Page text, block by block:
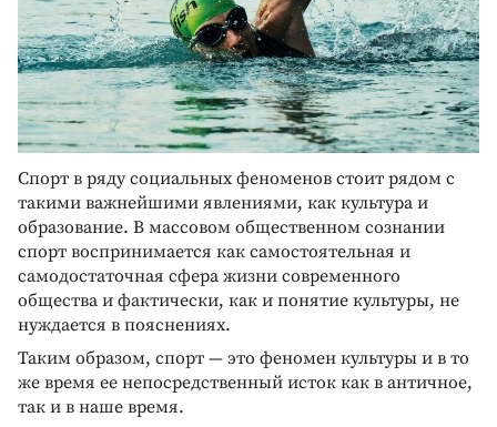
Спорт в ряду социальных феноменов стоит рядом с
такими важнейшими явлениями, как культура и
образование. В массовом общественном сознании
спорт воспринимается как самостоятельная и
самодостаточная сфера жизни современного
общества и фактически, как и понятие культуры, не
нуждается в пояснениях.
Таким образом, спорт — это феномен культуры и в то
же время ее непосредственный исток как в античное,
так и в наше время.